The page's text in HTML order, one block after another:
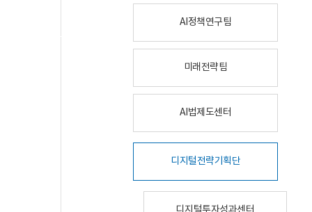
AI정책연구팀
미래전략팀
AI법제도센터
디지털전략기획단